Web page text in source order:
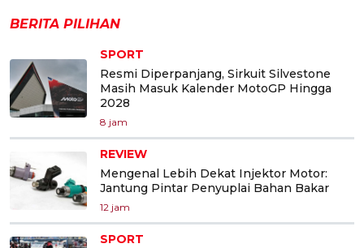
BERITA PILIHAN
SPORT
Resmi Diperpanjang, Sirkuit Silvestone
Masih Masuk Kalender MotoGP Hingga
2028
8 jam
REVIEW
Mengenal Lebih Dekat Injektor Motor:
Jantung Pintar Penyuplai Bahan Bakar
12 jam
SPORT